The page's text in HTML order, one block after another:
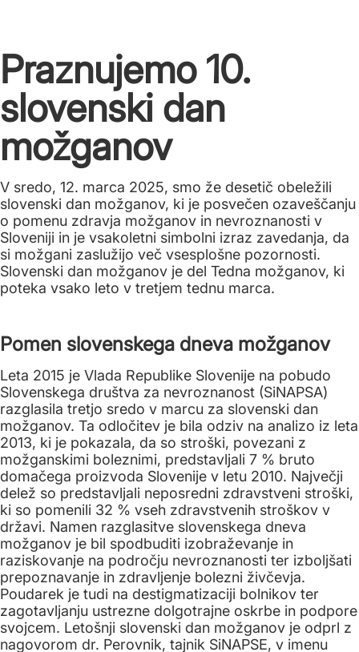
Praznujemo 10.
slovenski dan
možganov
V sredo, 12. marca 2025, smo že desetič obeležili
slovenski dan možganov, ki je posvečen ozaveščanju
o pomenu zdravja možganov in nevroznanosti v
Sloveniji in je vsakoletni simbolni izraz zavedanja, da
si možgani zaslužijo več vsesplošne pozornosti.
Slovenski dan možganov je del Tedna možganov, ki
poteka vsako leto v tretjem tednu marca.
Pomen slovenskega dneva možganov
Leta 2015 je Vlada Republike Slovenije na pobudo
Slovenskega društva za nevroznanost (SiNAPSA)
razglasila tretjo sredo v marcu za slovenski dan
možganov. Ta odločitev je bila odziv na analizo iz leta
2013, ki je pokazala, da so stroški, povezani z
možganskimi boleznimi, predstavljali 7 % bruto
domačega proizvoda Slovenije v letu 2010. Največji
delež so predstavljali neposredni zdravstveni stroški,
ki so pomenili 32 % vseh zdravstvenih stroškov v
državi. Namen razglasitve slovenskega dneva
možganov je bil spodbuditi izobraževanje in
raziskovanje na področju nevroznanosti ter izboljšati
prepoznavanje in zdravljenje bolezni živčevja.
Poudarek je tudi na destigmatizaciji bolnikov ter
zagotavljanju ustrezne dolgotrajne oskrbe in podpore
svojcem. Letošnji slovenski dan možganov je odprl z
nagovorom dr. Perovnik, tajnik SiNAPSE, v imenu